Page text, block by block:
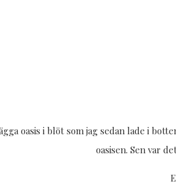
oasis i blöt som jag sedan lade i
oasisen. Sen var